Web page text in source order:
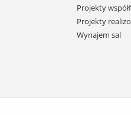
Projekty
Projekty
Wynajem sal